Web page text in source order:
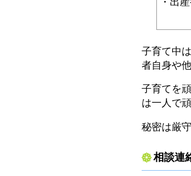
子育て中
者自身や
子育てを
は一人で
秘密は厳
相談連